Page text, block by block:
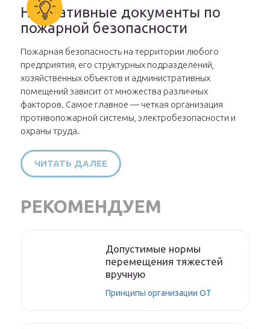
Нормативные документы по
пожарной безопасности
Пожарная безопасность на территории любого
предприятия, его структурных подразделений,
хозяйственных объектов и административных
помещений зависит от множества различных
факторов. Самое главное — четкая организация
противопожарной системы, электробезопасности и
охраны труда.
ЧИТАТЬ ДАЛЕЕ
РЕКОМЕНДУЕМ
Допустимые нормы
перемещения тяжестей
вручную
Принципы организации ОТ